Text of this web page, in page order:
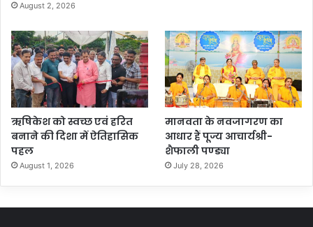
August 2, 2026
ऋषिकेश को स्वच्छ एवं हरित
बनाने की दिशा में ऐतिहासिक
पहल
August 1, 2026
मानवता के नवजागरण का
आधार हैं पूज्य आचार्यश्री-
शैफाली पण्ड्या
July 28, 2026